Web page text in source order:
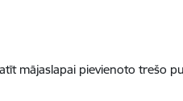
mājaslapai pievienoto trešo